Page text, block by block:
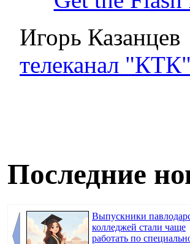
Игорь Казанцев
телеканал
Последние
Выпускники
колледжей стали чаще
работать по